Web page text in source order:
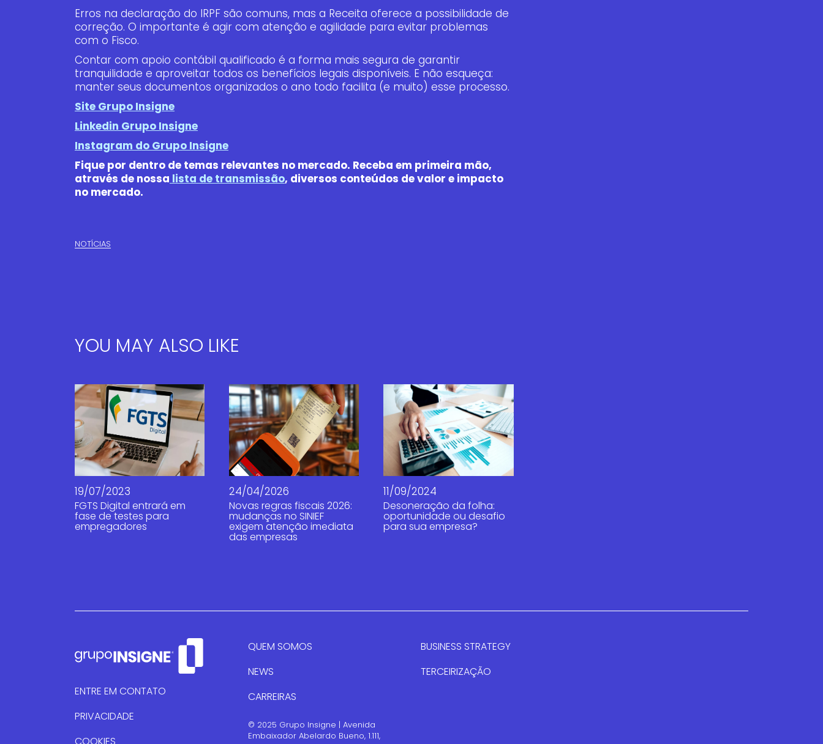
Erros na declaração do IRPF são comuns, mas a Receita oferece a possibilidade de
correção. O importante é agir com atenção e agilidade para evitar problemas
com o Fisco.
Contar com apoio contábil qualificado é a forma mais segura de garantir
tranquilidade e aproveitar todos os benefícios legais disponíveis. E não esqueça:
manter seus documentos organizados o ano todo facilita (e muito) esse processo.
Site Grupo Insigne
Linkedin Grupo Insigne
Instagram do Grupo Insigne
Fique por dentro de temas relevantes no mercado. Receba em primeira mão,
através de nossa lista de transmissão, diversos conteúdos de valor e impacto
no mercado.
NOTÍCIAS
YOU MAY ALSO LIKE
19/07/2023
FGTS Digital entrará em
fase de testes para
empregadores
24/04/2026
Novas regras fiscais 2026:
mudanças no SINIEF
exigem atenção imediata
das empresas
11/09/2024
Desoneração da folha:
oportunidade ou desafio
para sua empresa?
ENTRE EM CONTATO
PRIVACIDADE
COOKIES
QUEM SOMOS
NEWS
CARREIRAS
© 2025 Grupo Insigne | Avenida
Embaixador Abelardo Bueno, 1.111,
BUSINESS STRATEGY
TERCEIRIZAÇÃO